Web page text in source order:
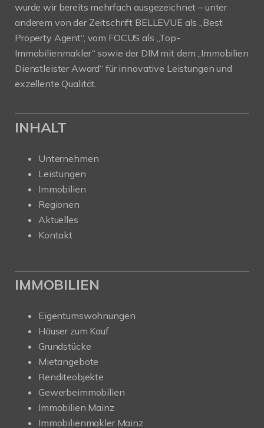
wurde wir bereits mehrfach ausgezeichnet – unter
anderem von der Zeitschrift BELLEVUE als „Best
Property Agent“, vom FOCUS als „Top-
Immobilienmakler“ sowie der DIM mit dem „Immobilien
Dienstleister Award“ für innovative Leistungen und
exzellente Qualität.
INHALT
Unternehmen
Leistungen
Immobilien
Regionen
Aktuelles
Kontakt
IMMOBILIEN
Eigentumswohnungen
Häuser zum Kauf
Grundstücke
Mietangebote
Renditeobjekte
Gewerbeimmobilien
Immobilien Mainz
Immobilienmakler Mainz